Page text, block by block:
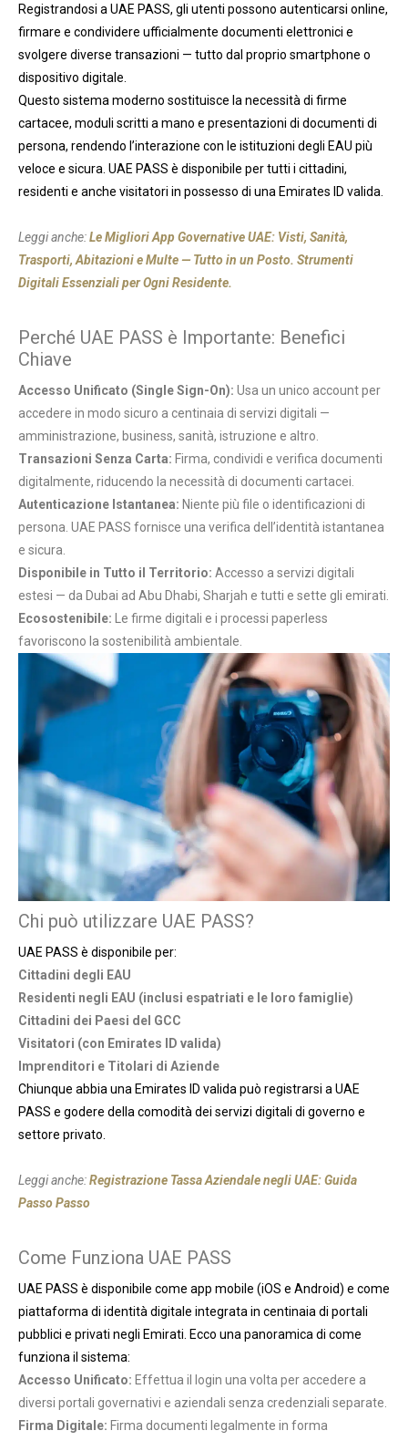
Registrandosi a UAE PASS, gli utenti possono autenticarsi online,
firmare e condividere ufficialmente documenti elettronici e
svolgere diverse transazioni — tutto dal proprio smartphone o
dispositivo digitale.
Questo sistema moderno sostituisce la necessità di firme
cartacee, moduli scritti a mano e presentazioni di documenti di
persona, rendendo l’interazione con le istituzioni degli EAU più
veloce e sicura. UAE PASS è disponibile per tutti i cittadini,
residenti e anche visitatori in possesso di una Emirates ID valida.
Leggi anche:Le Migliori App Governative UAE: Visti, Sanità,
Trasporti, Abitazioni e Multe — Tutto in un Posto. Strumenti
Digitali Essenziali per Ogni Residente.
Perché UAE PASS è Importante: Benefici
Chiave
Accesso Unificato (Single Sign-On): Usa un unico account per
accedere in modo sicuro a centinaia di servizi digitali —
amministrazione, business, sanità, istruzione e altro.
Transazioni Senza Carta: Firma, condividi e verifica documenti
digitalmente, riducendo la necessità di documenti cartacei.
Autenticazione Istantanea: Niente più file o identificazioni di
persona. UAE PASS fornisce una verifica dell’identità istantanea
e sicura.
Disponibile in Tutto il Territorio: Accesso a servizi digitali
estesi — da Dubai ad Abu Dhabi, Sharjah e tutti e sette gli emirati.
Ecosostenibile: Le firme digitali e i processi paperless
favoriscono la sostenibilità ambientale.
Chi può utilizzare UAE PASS?
UAE PASS è disponibile per:
Cittadini degli EAU
Residenti negli EAU (inclusi espatriati e le loro famiglie)
Cittadini dei Paesi del GCC
Visitatori (con Emirates ID valida)
Imprenditori e Titolari di Aziende
Chiunque abbia una Emirates ID valida può registrarsi a UAE
PASS e godere della comodità dei servizi digitali di governo e
settore privato.
Leggi anche:Registrazione Tassa Aziendale negli UAE: Guida
Passo Passo
Come Funziona UAE PASS
UAE PASS è disponibile come app mobile (iOS e Android) e come
piattaforma di identità digitale integrata in centinaia di portali
pubblici e privati negli Emirati. Ecco una panoramica di come
funziona il sistema:
Accesso Unificato: Effettua il login una volta per accedere a
diversi portali governativi e aziendali senza credenziali separate.
Firma Digitale: Firma documenti legalmente in forma